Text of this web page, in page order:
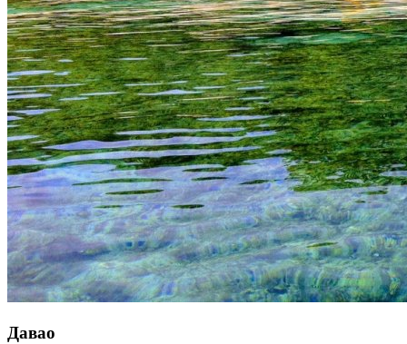
Давао